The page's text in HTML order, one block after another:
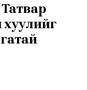
Татвар